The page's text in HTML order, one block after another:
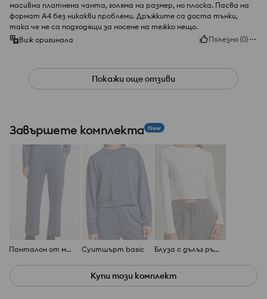
масивна платнена чанта, голяма на размер, но плоска. Пасва на
формат A4 без никакви проблеми. Дръжките са доста тънки,
така че не са подходящи за носене на тежко нещо.
Виж оригинала
Полезно (0)
Покажи още отзиви
Завършете комплекта New
Панталон от мека плетена материя Soft Touch с добавена вискоза Суитшърт basic Блуза с дълъг ръкав
Купи този комплект